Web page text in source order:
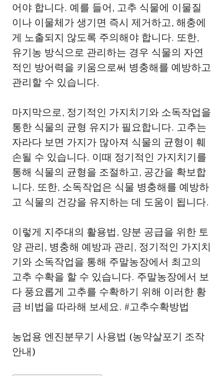
어야 합니다. 예를 들어, 고추 식물에 이물질
이나 이물체가 생기면 즉시 제거하고, 해충에
게 노출되지 않도록 주의해야 합니다. 또한,
유기농 방식으로 관리하는 경우 식물의 자연
적인 방어력을 키움으로써 병충해를 예방하고
관리할 수 있습니다.
마지막으로, 정기적인 가지치기와 소독작업을
통한 식물의 균형 유지가 필요합니다. 고추는
자라다 보면 가지가 많아져 식물의 균형이 훼
손될 수 있습니다. 이때 정기적인 가지치기를
통해 식물의 균형을 조절하고, 공간을 확보합
니다. 또한, 소독작업은 식물 병충해를 예방하
고 식물의 건강을 유지하는 데 도움이 됩니다.
이렇게 지주대의 활용법, 양분 공급을 위한 토
양 관리, 병충해 예방과 관리, 정기적인 가지치
기와 소독작업을 통해 주말농장에서 최고의
고추 수확을 할 수 있습니다. 주말농장에서 보
다 풍요롭게 고추를 수확하기 위해 이러한 황
금 비법을 따라해 보세요. #고추수확방법
농업용 엔진분무기 사용법 (농약살포기 조작
안내)